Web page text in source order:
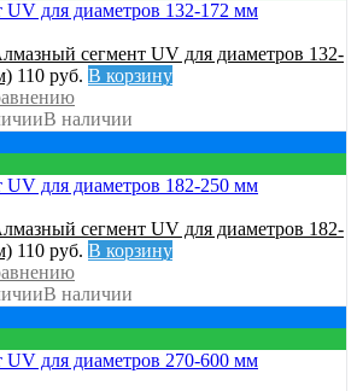
сегмент UV для диаметров 132-
110 руб. В корзину
В наличии
сегмент UV для диаметров 182-
110 руб. В корзину
В наличии